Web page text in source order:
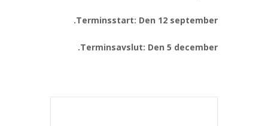
Terminsstart: Den 12 september.
Terminsavslut: Den 5 december.